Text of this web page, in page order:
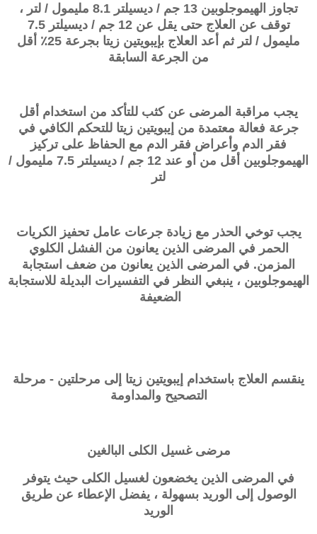
تجاوز الهيموجلوبين 13 جم / ديسيلتر 8.1 مليمول / لتر ،
توقف عن العلاج حتى يقل عن 12 جم / ديسيلتر 7.5
مليمول / لتر ثم أعد العلاج بإيبويتين زيتا بجرعة 25٪ أقل
من الجرعة السابقة
يجب مراقبة المرضى عن كثب للتأكد من استخدام أقل
جرعة فعالة معتمدة من إيبويتين زيتا للتحكم الكافي في
فقر الدم وأعراض فقر الدم مع الحفاظ على تركيز
الهيموجلوبين أقل من أو عند 12 جم / ديسيلتر 7.5 مليمول /
لتر
يجب توخي الحذر مع زيادة جرعات عامل تحفيز الكريات
الحمر في المرضى الذين يعانون من الفشل الكلوي
المزمن. في المرضى الذين يعانون من ضعف استجابة
الهيموجلوبين ، ينبغي النظر في التفسيرات البديلة للاستجابة
الضعيفة
ينقسم العلاج باستخدام إيبويتين زيتا إلى مرحلتين - مرحلة
التصحيح والمداومة
مرضى غسيل الكلى البالغين
في المرضى الذين يخضعون لغسيل الكلى حيث يتوفر
الوصول إلى الوريد بسهولة ، يفضل الإعطاء عن طريق
الوريد